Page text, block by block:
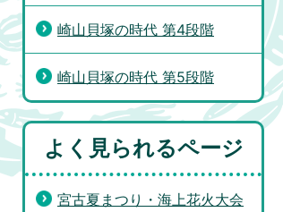
崎山貝塚の時代 第4段階
崎山貝塚の時代 第5段階
よく見られるページ
宮古夏まつり・海上花火大会